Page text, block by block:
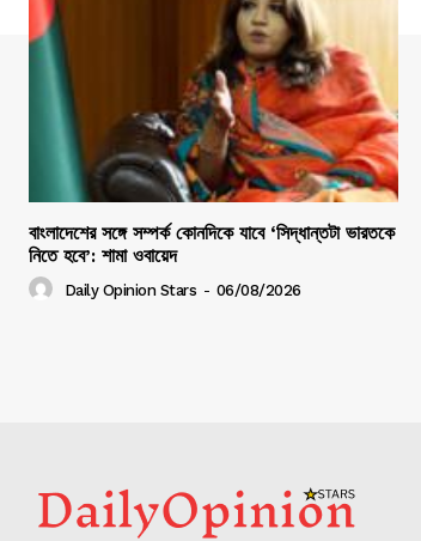
বাংলাদেশের সঙ্গে সম্পর্ক কোনদিকে যাবে ‘সিদ্ধান্তটা ভারতকে
নিতে হবে’: শামা ওবায়েদ
Daily Opinion Stars - 06/08/2026